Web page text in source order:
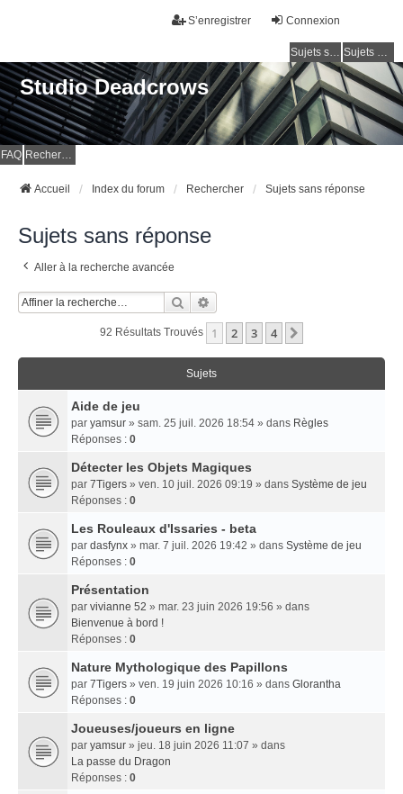
Connexion
S’enregistrer
Sujets sans réponse Sujets actifs
Studio Deadcrows
FAQ Rechercher
Accueil Index du forum Rechercher Sujets sans réponse
Sujets sans réponse
Aller à la recherche avancée
Rechercher
92 Résultats Trouvés 1 2 3 4
Sujets
Aide de jeu
par yamsur » sam. 25 juil. 2026 18:54 » dans Règles
Réponses : 0
Détecter les Objets Magiques
par 7Tigers » ven. 10 juil. 2026 09:19 » dans Système de jeu
Réponses : 0
Les Rouleaux d'Issaries - beta
par dasfynx » mar. 7 juil. 2026 19:42 » dans Système de jeu
Réponses : 0
Présentation
par vivianne 52 » mar. 23 juin 2026 19:56 » dans
Bienvenue à bord !
Réponses : 0
Nature Mythologique des Papillons
par 7Tigers » ven. 19 juin 2026 10:16 » dans Glorantha
Réponses : 0
Joueuses/joueurs en ligne
par yamsur » jeu. 18 juin 2026 11:07 » dans
La passe du Dragon
Réponses : 0